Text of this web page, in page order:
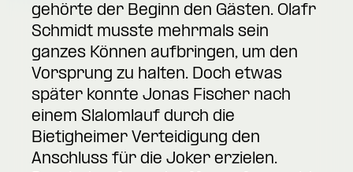
gehörte der Beginn den Gästen. Olafr
Schmidt musste mehrmals sein
ganzes Können aufbringen, um den
Vorsprung zu halten. Doch etwas
später konnte Jonas Fischer nach
einem Slalomlauf durch die
Bietigheimer Verteidigung den
Anschluss für die Joker erzielen.